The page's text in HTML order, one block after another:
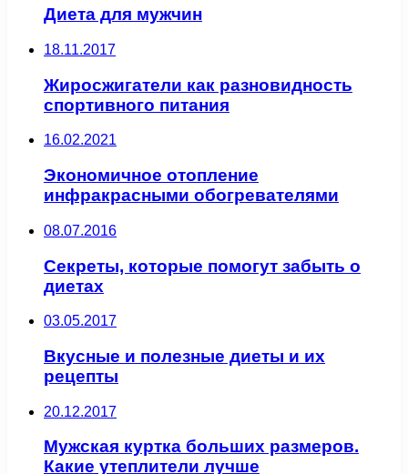
Диета для мужчин
18.11.2017
Жиросжигатели как разновидность
спортивного питания
16.02.2021
Экономичное отопление
инфракрасными обогревателями
08.07.2016
Секреты, которые помогут забыть о
диетах
03.05.2017
Вкусные и полезные диеты и их
рецепты
20.12.2017
Мужская куртка больших размеров.
Какие утеплители лучше